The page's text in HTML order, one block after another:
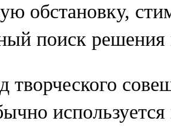
обстановку,
поиск
творческого